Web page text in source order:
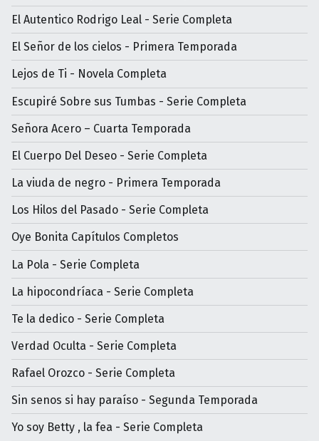
El Autentico Rodrigo Leal - Serie Completa
El Señor de los cielos - Primera Temporada
Lejos de Ti - Novela Completa
Escupiré Sobre sus Tumbas - Serie Completa
Señora Acero – Cuarta Temporada
El Cuerpo Del Deseo - Serie Completa
La viuda de negro - Primera Temporada
Los Hilos del Pasado - Serie Completa
Oye Bonita Capítulos Completos
La Pola - Serie Completa
La hipocondríaca - Serie Completa
Te la dedico - Serie Completa
Verdad Oculta - Serie Completa
Rafael Orozco - Serie Completa
Sin senos si hay paraíso - Segunda Temporada
Yo soy Betty , la fea - Serie Completa